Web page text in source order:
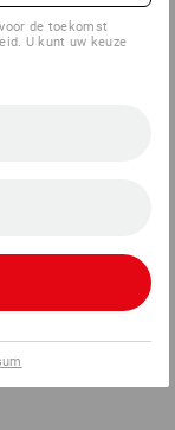
de toekomst
U kunt uw keuze